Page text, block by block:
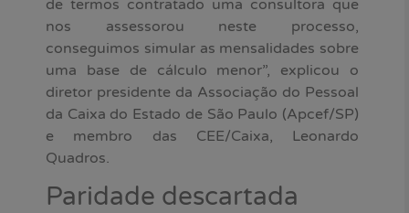
de termos contratado uma consultora que
nos assessorou neste processo,
conseguimos simular as mensalidades sobre
uma base de cálculo menor”, explicou o
diretor presidente da Associação do Pessoal
da Caixa do Estado de São Paulo (Apcef/SP)
e membro das CEE/Caixa, Leonardo
Quadros.
Paridade descartada